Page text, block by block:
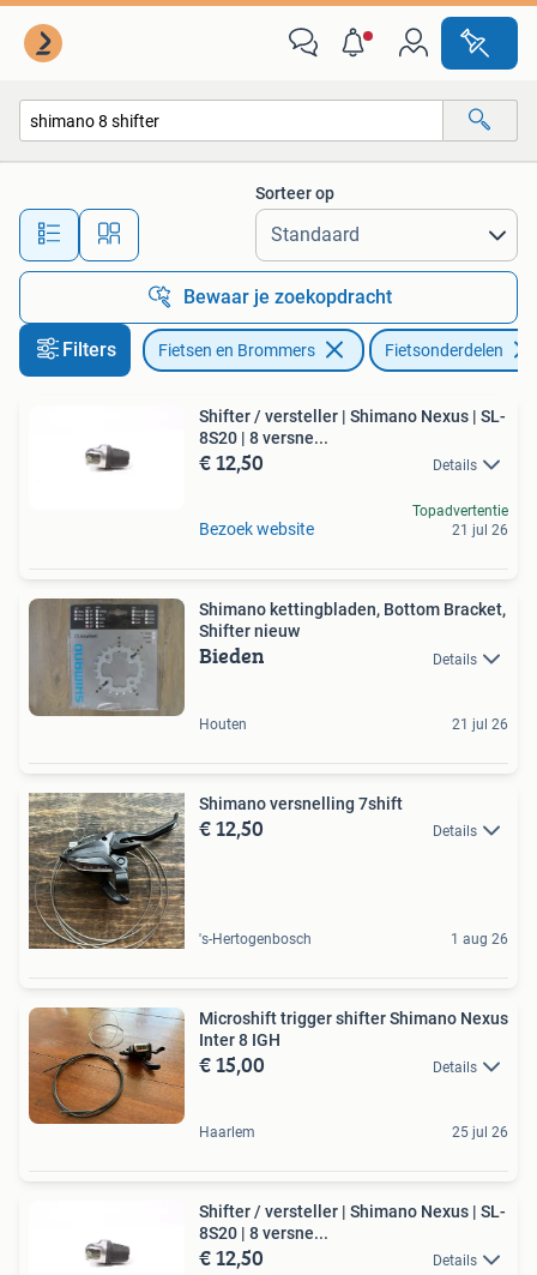
Alle afstanden…
Sorteer op
Bewaar je zoekopdracht
Filters Fietsen en Brommers Fietsonderdelen
Shifter / versteller | Shimano Nexus | SL-
8S20 | 8 versne...
€ 12,50 Details
Bezoek website
Topadvertentie
21 jul 26
Shimano kettingbladen, Bottom Bracket,
Shifter nieuw
Bieden Details
Houten 21 jul 26
Shimano versnelling 7shift
€ 12,50 Details
's-Hertogenbosch 1 aug 26
Microshift trigger shifter Shimano Nexus
Inter 8 IGH
€ 15,00 Details
Haarlem 25 jul 26
Shifter / versteller | Shimano Nexus | SL-
8S20 | 8 versne...
€ 12,50 Details